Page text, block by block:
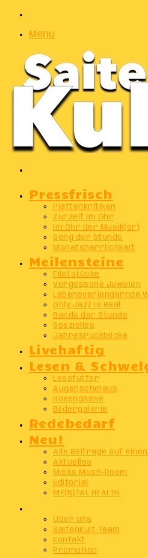
Menu
Pressfrisch
Plattenkritiken
Zurzeit im Ohr
Im Ohr der Musik(er)
Song der Stunde
Monatsherrlichkeit
Meilensteine
Filetstücke
Vergessene Juwelen
Lebensverlängernde
Only Jazz Is Real
Bands der Stunde
Spezielles
Jahresrückblicke
Livehaftig
Lesen &
Lesefutter
Augenschmaus
Boxengasse
Bildergalerie
Redebedarf
Neu!
Alle Beiträge auf einen
Aktuelles
Micks Mush-Room
Editorial
ME(N)TAL HEALTH
Über uns
SaitenKult-Team
Kontakt
Promotion